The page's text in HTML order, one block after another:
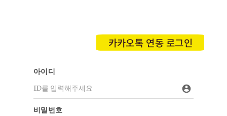
카카오톡 연동 로그인
아이디
account_circle
비밀번호